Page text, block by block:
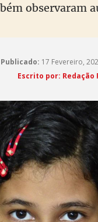
observaram
Publicado: 17 Fevereiro,
Escrito por: Redação